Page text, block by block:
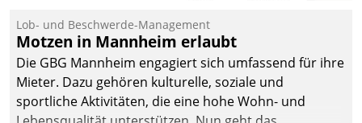
Ressort Kapitalanlage für
künftige Aufgaben und
Herausforderungen
gerüstet.
Lob- und Beschwerde-Management
Motzen in Mannheim erlaubt
Die GBG Mannheim engagiert sich umfassend für ihre
Mieter. Dazu gehören kulturelle, soziale und
sportliche Aktivitäten, die eine hohe Wohn- und